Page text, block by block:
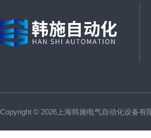
Copyright © 2026上海韩施电气自动化设备